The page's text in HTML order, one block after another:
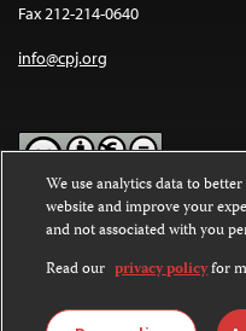
Fax 212-214-0640
info@cpj.org
Except where noted, text on
Commons Attribution-
International License.
Images and other media are
We use analytics data to
website and improve your
and not associated with you
Read our privacy policyfor